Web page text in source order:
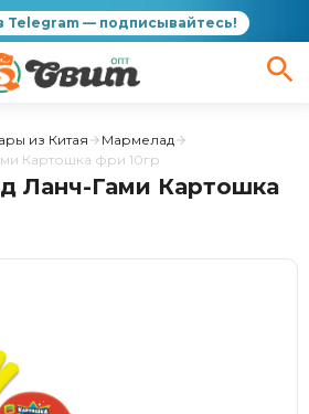
Telegram — подписывайтесь!
из Китая
Мармелад
Картошка фри 10гр
Ланч-Гами Картошка